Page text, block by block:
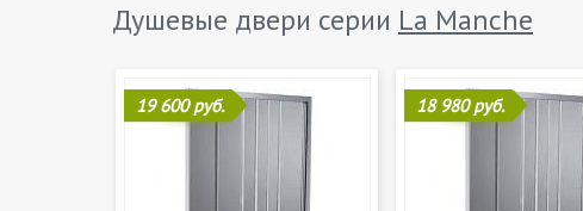
Душевые двери серии La Manche
19 600 руб. 18 980 руб.